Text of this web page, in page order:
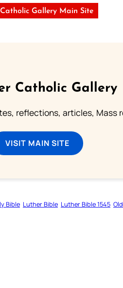
Gallery Main Site
Catholic Gallery
reflections, articles, Mass
VISIT MAIN SITE
Bible Luther Bible Luther Bible 1545